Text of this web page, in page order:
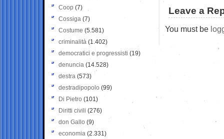
Leave a
You must be
Coop (7)
Cossiga (7)
Costume (5.581)
criminalità (1.402)
democratici e progressisti (19)
denuncia (14.528)
destra (573)
destradipopolo (99)
Di Pietro (101)
Diritti civili (276)
don Gallo (9)
economia (2.331)